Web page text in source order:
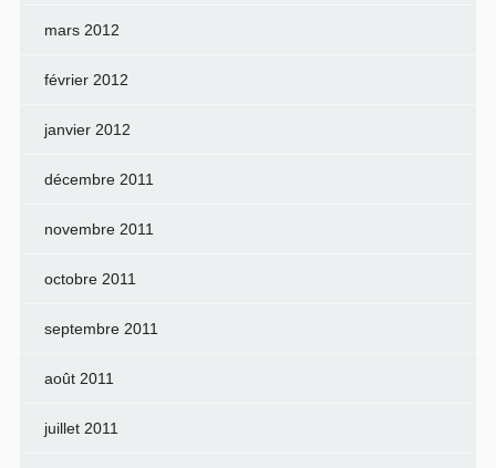
mars 2012
février 2012
janvier 2012
décembre 2011
novembre 2011
octobre 2011
septembre 2011
août 2011
juillet 2011